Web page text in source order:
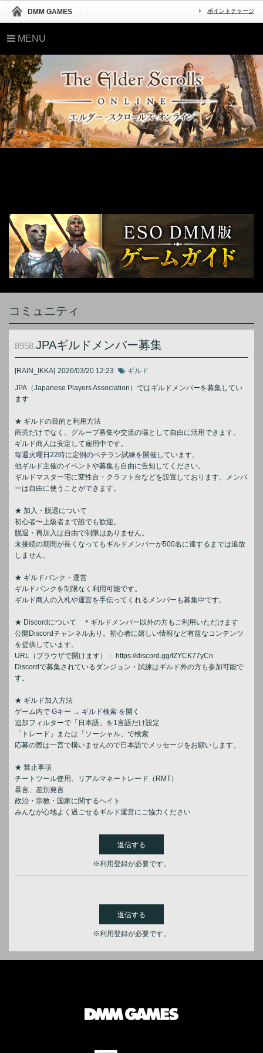
DMM GAMES ポイントチャージ
MENU
コミュニティ
8958.JPAギルドメンバー募集
[RAIN_IKKA] 2026/03/20 12:23 ギルド
JPA（Japanese Players Association）ではギルドメンバーを募集してい
ます
★ ギルドの目的と利用方法
商売だけでなく、グループ募集や交流の場として自由に活用できます。
ギルド商人は安定して雇用中です。
毎週火曜日22時に定例のベテラン試練を開催しています。
他ギルド主催のイベントや募集も自由に告知してください。
ギルドマスター宅に変性台・クラフト台などを設置しております。メンバ
ーは自由に使うことができます。
★ 加入・脱退について
初心者〜上級者まで誰でも歓迎。
脱退・再加入は自由で制限はありません。
未接続の期間が長くなってもギルドメンバーが500名に達するまでは追放
しません。
★ ギルドバンク・運営
ギルドバンクを制限なく利用可能です。
ギルド商人の入札や運営を手伝ってくれるメンバーも募集中です。
★ Discordについて ＊ギルドメンバー以外の方もご利用いただけます
公開Discordチャンネルあり。初心者に嬉しい情報など有益なコンテンツ
を提供しています。
URL（ブラウザで開けます）： https://discord.gg/fZYCK77yCn
Discordで募集されているダンジョン・試練はギルド外の方も参加可能で
す。
★ ギルド加入方法
ゲーム内で Gキー → ギルド検索 を開く
追加フィルターで「日本語」を1言語だけ設定
「トレード」または「ソーシャル」で検索
応募の際は一言で構いませんので日本語でメッセージをお願いします。
★ 禁止事項
チートツール使用、リアルマネートレード（RMT）
暴言、差別発言
政治・宗教・国家に関するヘイト
みんなが心地よく過ごせるギルド運営にご協力ください
返信する
※利用登録が必要です。
返信する
※利用登録が必要です。